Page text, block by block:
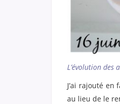
L’évolution des
J’ai rajouté
au lieu de le